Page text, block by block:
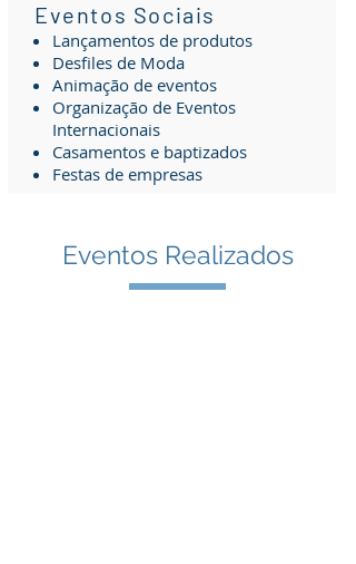
Eventos Sociais
Lançamentos de produtos
Desfiles de Moda
Animação de eventos
Organização de Eventos
Internacionais
Casamentos e baptizados
Festas de empresas
Eventos Realizados